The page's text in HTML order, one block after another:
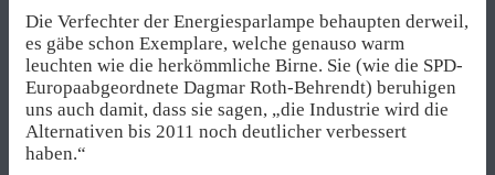
Die Verfechter der Energiesparlampe behaupten derweil,
es gäbe schon Exemplare, welche genauso warm
leuchten wie die herkömmliche Birne. Sie (wie die SPD-
Europaabgeordnete Dagmar Roth-Behrendt) beruhigen
uns auch damit, dass sie sagen, „die Industrie wird die
Alternativen bis 2011 noch deutlicher verbessert
haben.“